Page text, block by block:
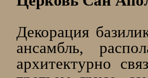
Декорация
ансамбль,
архитектурно